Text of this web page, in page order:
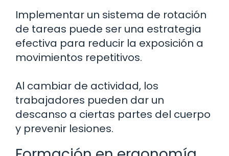
Implementar un sistema de rotación
de tareas puede ser una estrategia
efectiva para reducir la exposición a
movimientos repetitivos.
Al cambiar de actividad, los
trabajadores pueden dar un
descanso a ciertas partes del cuerpo
y prevenir lesiones.